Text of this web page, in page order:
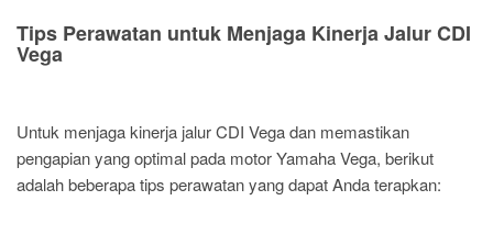
Tips Perawatan untuk Menjaga Kinerja Jalur CDI
Vega
Untuk menjaga kinerja jalur CDI Vega dan memastikan
pengapian yang optimal pada motor Yamaha Vega, berikut
adalah beberapa tips perawatan yang dapat Anda terapkan: